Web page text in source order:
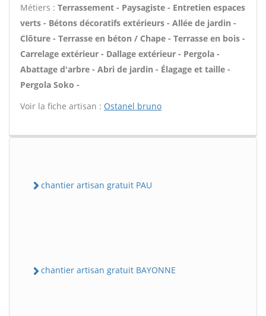
Métiers : Terrassement - Paysagiste - Entretien espaces
verts - Bétons décoratifs extérieurs - Allée de jardin -
Clôture - Terrasse en béton / Chape - Terrasse en bois -
Carrelage extérieur - Dallage extérieur - Pergola -
Abattage d'arbre - Abri de jardin - Élagage et taille -
Pergola Soko -
Voir la fiche artisan : Ostanel bruno
chantier artisan gratuit PAU
chantier artisan gratuit BAYONNE